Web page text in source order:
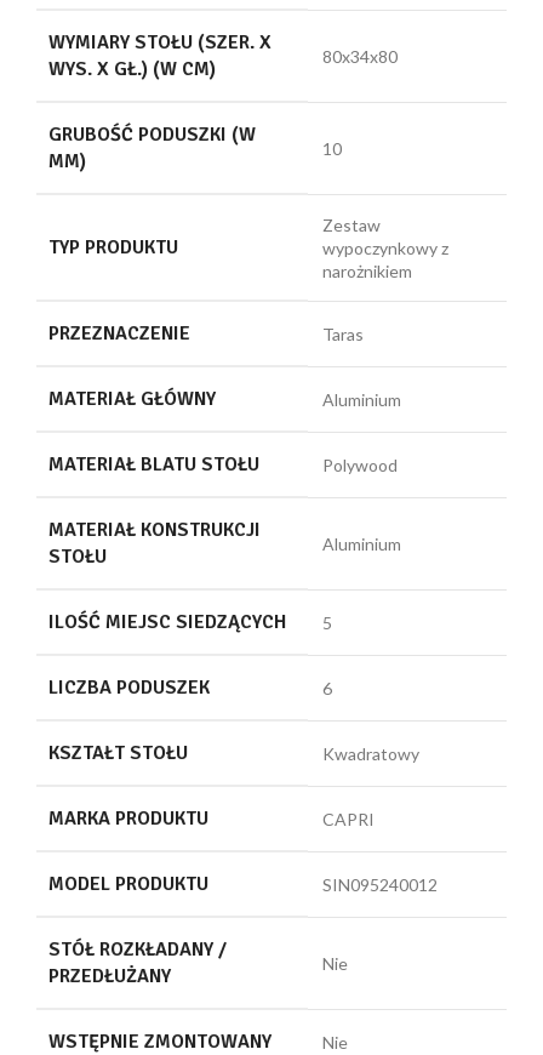
WYMIARY STOŁU (SZER. X
WYS. X GŁ.) (W CM)
80x34x80
GRUBOŚĆ PODUSZKI (W
MM)
10
TYP PRODUKTU
Zestaw
wypoczynkowy z
narożnikiem
PRZEZNACZENIE Taras
MATERIAŁ GŁÓWNY Aluminium
MATERIAŁ BLATU STOŁU Polywood
MATERIAŁ KONSTRUKCJI
STOŁU
Aluminium
ILOŚĆ MIEJSC SIEDZĄCYCH 5
LICZBA PODUSZEK 6
KSZTAŁT STOŁU Kwadratowy
MARKA PRODUKTU CAPRI
MODEL PRODUKTU SIN095240012
STÓŁ ROZKŁADANY /
PRZEDŁUŻANY
Nie
WSTĘPNIE ZMONTOWANY Nie